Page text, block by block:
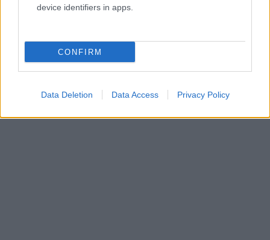
device identifiers in apps.
CONFIRM
Data Deletion Data Access Privacy Policy